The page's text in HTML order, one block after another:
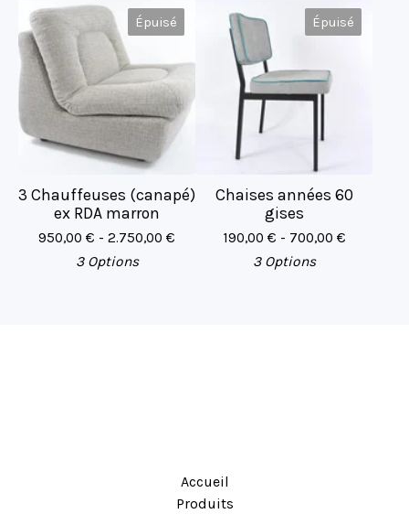
Épuisé
3 Chauffeuses (canapé)
ex RDA marron
950,00 € - 2.750,00 €
3 Options
Épuisé
Chaises années 60
gises
190,00 € - 700,00 €
3 Options
Accueil
Produits